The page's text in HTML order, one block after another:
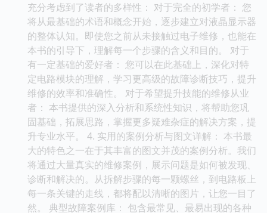
充分考虑到了读者的多样性： 对于完全的初学者： 您
将从最基础的术语和概念开始，逐步建立对液晶显示器
的整体认知。即使您之前从未接触过电子维修，也能在
本书的引导下，理解每一个步骤的含义和目的。 对于
有一定基础的爱好者： 您可以在此基础上，深化对特
定电路模块的理解，学习更高级的故障诊断技巧，提升
维修的效率和准确性。 对于希望提升技能的维修从业
者： 本书提供的深入分析和系统性知识，将帮助您巩
固基础，拓展思路，掌握更多疑难杂症的解决方案，提
升专业水平。 4. 实用的案例分析与图文详解： 本书最
大的特色之一在于其丰富的图文并茂的案例分析。我们
将通过大量真实的维修案例，展示问题是如何被发现、
诊断和解决的。从拆解步骤的每一颗螺丝，到电路板上
每一条关键的走线，都将配以清晰的图片，让您一目了
然。 典型故障案例库： 包含最常见、最易出现的各种